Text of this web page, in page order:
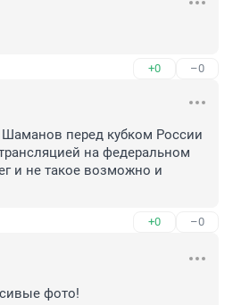
+0 –0
перед кубком России
на федеральном
и не такое возможно и
+0 –0
фото!